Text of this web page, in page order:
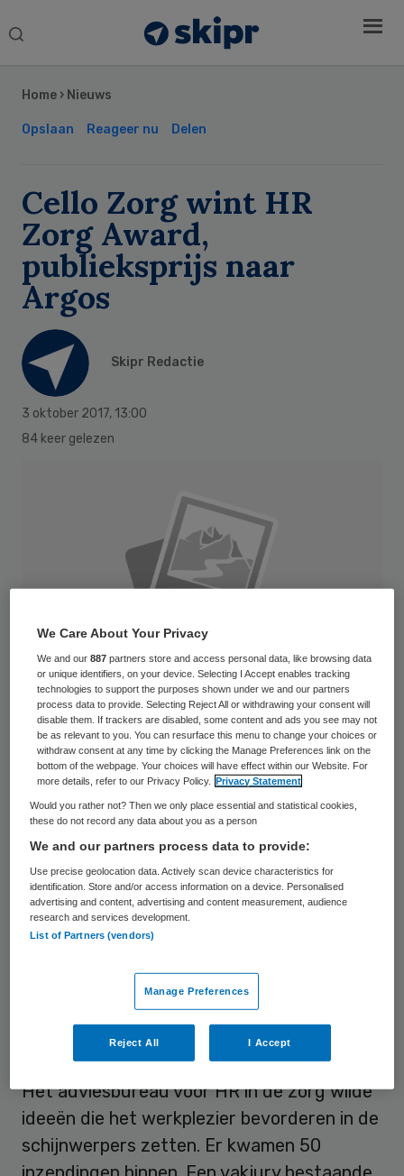
Search
Home › Nieuws
Opslaan Reageer nu Delen
Cello Zorg wint HR
Zorg Award,
publieksprijs naar
Argos
Skipr Redactie
3 oktober 2017, 13:00
84 keer gelezen
AppleMark
Cello Zorg is de winnaar van de Nationale
HR Zorg Award 2017. De zorgorganisatie
ontving de prijs voor het project Leer en
Versterk, waarbij medewerkers, studenten
én cliënten samen leren. De uitreiking vond
dinsdag plaats op het HR-event van FWG
De HR Zorg Award is dit jaar in het leven
geroepen door FWG Progressional People.
Het adviesbureau voor HR in de zorg wilde
ideeën die het werkplezier bevorderen in de
schijnwerpers zetten. Er kwamen 50
Sidebar
We Care About Your Privacy
We and our887 partners store and access personal data, like browsing data
or unique identifiers, on your device. Selecting I Accept enables tracking
technologies to support the purposes shown under we and our partners
process data to provide. Selecting Reject All or withdrawing your consent will
disable them. If trackers are disabled, some content and ads you see may not
be as relevant to you. You can resurface this menu to change your choices or
withdraw consent at any time by clicking the Manage Preferences link on the
bottom of the webpage. Your choices will have effect within our Website. For
more details, refer to our Privacy Policy.
Privacy Statement
Would you rather not? Then we only place essential and statistical cookies,
these do not record any data about you as a person
We and our partners process data to provide:
Use precise geolocation data. Actively scan device characteristics for
identification. Store and/or access information on a device. Personalised
advertising and content, advertising and content measurement, audience
research and services development.
List of Partners (vendors)
Manage Preferences
Reject All I Accept